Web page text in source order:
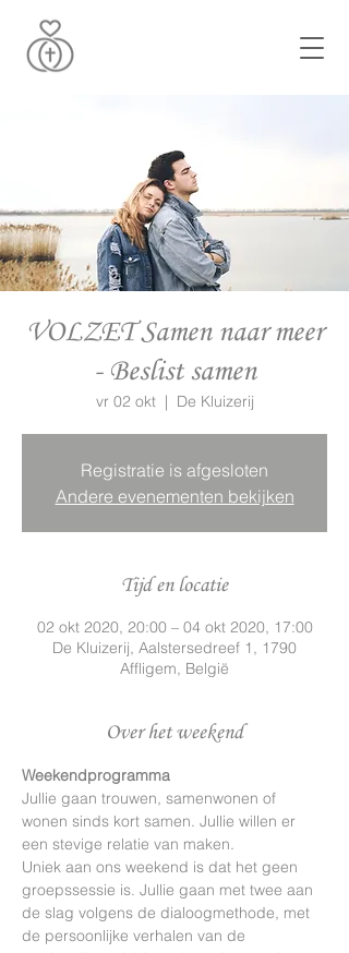
VOLZET Samen naar meer
- Beslist samen
vr 02 okt
  |
De Kluizerij
Registratie is afgesloten
Andere evenementen bekijken
Tijd en locatie
02 okt 2020, 20:00 – 04 okt 2020, 17:00
De Kluizerij, Aalstersedreef 1, 1790
Affligem, België
Over het weekend
Jullie gaan trouwen, samenwonen of
wonen sinds kort samen. Jullie willen er
Uniek aan ons weekend is dat het geen
groepssessie is. Jullie gaan met twee aan
de slag volgens de dialoogmethode, met
de persoonlijke verhalen van de